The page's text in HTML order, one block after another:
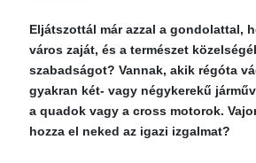
Eljátszottál már azzal a gondolattal,
város zaját, és a természet
szabadságot? Vannak, akik régóta
gyakran két- vagy négykerekű
a quadok vagy a cross motorok.
hozza el neked az igazi izgalmat?